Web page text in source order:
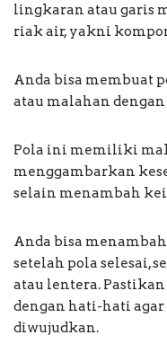
lingkaran atau garis
riak air, yakni
Anda bisa membuat
atau malahan
Pola ini memiliki
menggambarkan
selain menambah
Anda bisa
setelah pola selesai,
atau lentera.
dengan hati-hati
diwujudkan.